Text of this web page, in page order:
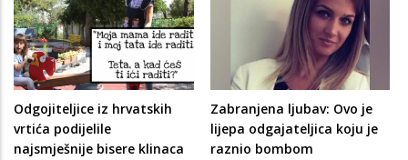
Odgojiteljice iz hrvatskih
vrtića podijelile
najsmješnije bisere klinaca
Zabranjena ljubav: Ovo je
lijepa odgajateljica koju je
raznio bombom